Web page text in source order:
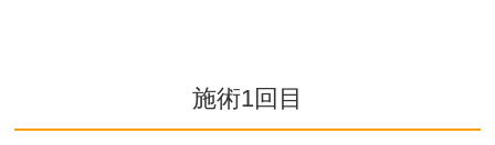
施術1回目